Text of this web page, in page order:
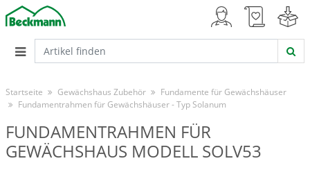
Startseite Gewächshaus Zubehör
Fundamente für Gewächshäuser
Fundamentrahmen für Gewächshäuser - Typ Solanum
FUNDAMENTRAHMEN FÜR
GEWÄCHSHAUS MODELL SOLV53